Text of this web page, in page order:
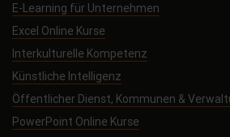
E-Learning für Unternehmen
Excel Online Kurse
Interkulturelle Kompetenz
Künstliche Intelligenz
Öffentlicher Dienst, Kommunen &
PowerPoint Online Kurse